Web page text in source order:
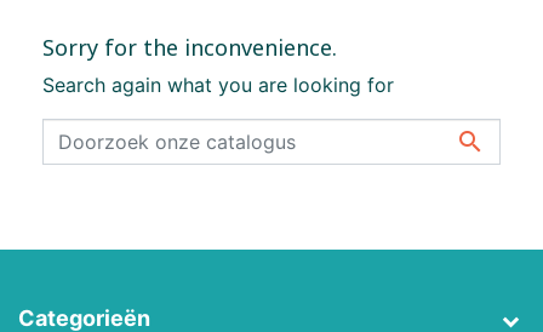
Sorry for the inconvenience.
Search again what you are looking for

Categorieën